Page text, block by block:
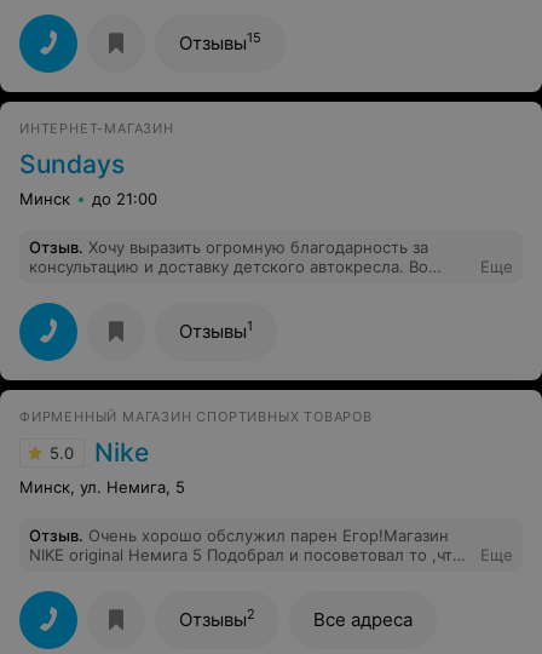
Отзывы15
ИНТЕРНЕТ-МАГАЗИН
Sundays
Минск до 21:00
Отзыв. Хочу выразить огромную благодарность за
консультацию и доставку детского автокресла. Во
оперативная доставка была сделана без задержек
(день в день) и прямо в квартиру. Спасибо вам
большое! Все качественно и быстро!
Еще
Отзывы1
ФИРМЕННЫЙ МАГАЗИН СПОРТИВНЫХ ТОВАРОВ
5.0 Nike
Минск, ул. Немига, 5
Отзыв. Очень хорошо обслужил парен Егор!Магазин
NIKE original Немига 5 Подобрал и посоветовал то ,что
Еще
Отзывы2 Все адреса